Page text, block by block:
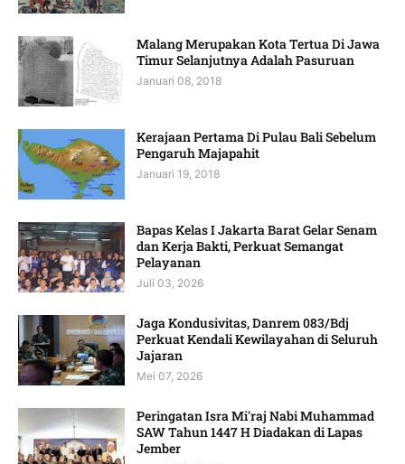
Malang Merupakan Kota Tertua Di Jawa
Timur Selanjutnya Adalah Pasuruan
Januari 08, 2018
Kerajaan Pertama Di Pulau Bali Sebelum
Pengaruh Majapahit
Januari 19, 2018
Bapas Kelas I Jakarta Barat Gelar Senam
dan Kerja Bakti, Perkuat Semangat
Pelayanan
Juli 03, 2026
Jaga Kondusivitas, Danrem 083/Bdj
Perkuat Kendali Kewilayahan di Seluruh
Jajaran
Mei 07, 2026
Peringatan Isra Mi'raj Nabi Muhammad
SAW Tahun 1447 H Diadakan di Lapas
Jember